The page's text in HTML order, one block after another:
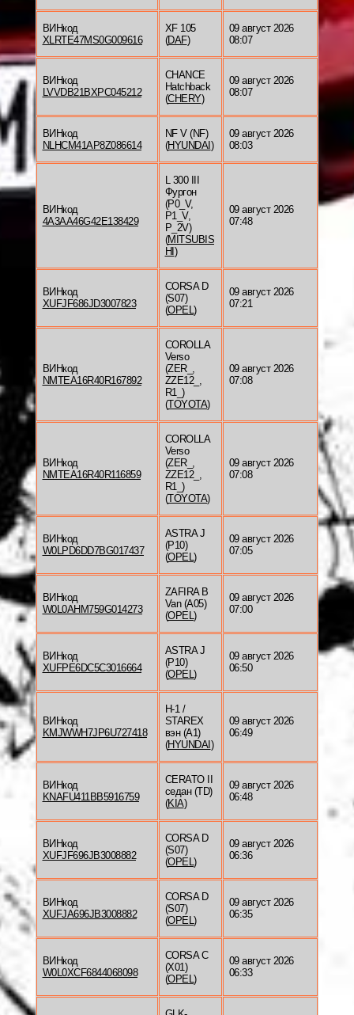
ВИНкод
XLRTE47MS0G009616
XF 105
(DAF)
09 август 2026
08:07
ВИНкод
LVVDB21BXPC045212
CHANCE
Hatchback
(CHERY)
09 август 2026
08:07
ВИНкод
NLHCM41AP8Z086614
NF V (NF)
(HYUNDAI )
09 август 2026
08:03
ВИНкод
4A3AA46G42E138429
L 300 III
Фургон
(P0_V,
P1_V,
P_2V)
(MITSUBIS
HI )
09 август 2026
07:48
ВИНкод
XUFJF686JD3007823
CORSA D
(S07)
(OPEL)
09 август 2026
07:21
ВИНкод
NMTEA16R40R167892
COROLLA
Verso
(ZER_,
ZZE12_,
R1_)
(TOYOTA)
09 август 2026
07:08
ВИНкод
NMTEA16R40R116859
COROLLA
Verso
(ZER_,
ZZE12_,
R1_)
(TOYOTA)
09 август 2026
07:08
ВИНкод
W0LPD6DD7BG017437
ASTRA J
(P10)
(OPEL)
09 август 2026
07:05
ВИНкод
W0L0AHM759G014273
ZAFIRA B
Van (A05)
(OPEL)
09 август 2026
07:00
ВИНкод
XUFPE6DC5C3016664
ASTRA J
(P10)
(OPEL)
09 август 2026
06:50
ВИНкод
KMJWWH7JP6U727418
H-1 /
STAREX
вэн (A1)
(HYUNDAI )
09 август 2026
06:49
ВИНкод
KNAFU411BB5916759
CERATO II
седан (TD)
(KIA)
09 август 2026
06:48
ВИНкод
XUFJF696JB3008882
CORSA D
(S07)
(OPEL)
09 август 2026
06:36
ВИНкод
XUFJA696JB3008882
CORSA D
(S07)
(OPEL)
09 август 2026
06:35
ВИНкод
W0L0XCF6844068098
CORSA C
(X01)
(OPEL)
09 август 2026
06:33